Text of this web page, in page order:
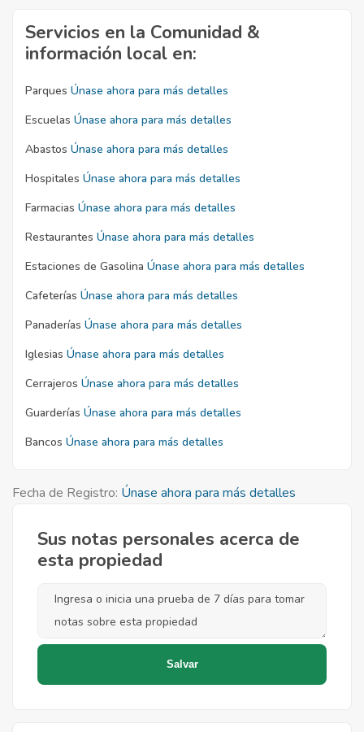
Servicios en la Comunidad &
información local en:
Parques Únase ahora para más detalles
Escuelas Únase ahora para más detalles
Abastos Únase ahora para más detalles
Hospitales Únase ahora para más detalles
Farmacias Únase ahora para más detalles
Restaurantes Únase ahora para más detalles
Estaciones de Gasolina Únase ahora para más detalles
Cafeterías Únase ahora para más detalles
Panaderías Únase ahora para más detalles
Iglesias Únase ahora para más detalles
Cerrajeros Únase ahora para más detalles
Guarderías Únase ahora para más detalles
Bancos Únase ahora para más detalles
Fecha de Registro: Únase ahora para más detalles
Sus notas personales acerca de
esta propiedad